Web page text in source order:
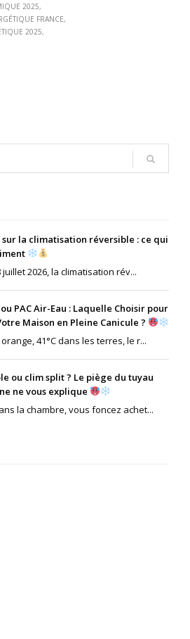
2025
FRANCE
2025
sur la climatisation réversible : ce qui
2026, la climatisation rév...
PAC Air-Eau : Laquelle Choisir pour
Maison en Pleine Canicule ?
41°C dans les terres, le r...
ou clim split ? Le piège du tuyau
ne vous explique
la chambre, vous foncez achet...